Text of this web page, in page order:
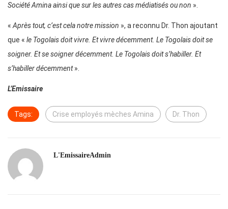
Société Amina ainsi que sur les autres cas médiatisés ou non ».
«Après tout, c’est cela notre mission », a reconnu Dr. Thon ajoutant
que « le Togolais doit vivre. Et vivre décemment. Le Togolais doit se
soigner. Et se soigner décemment. Le Togolais doit s’habiller. Et
s’habiller décemment».
L’Emissaire
Tags: Crise employés mèches Amina Dr. Thon
L'EmissaireAdmin